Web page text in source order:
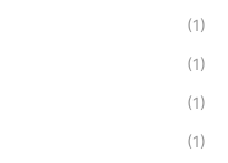
(1)
(1)
(1)
(1)